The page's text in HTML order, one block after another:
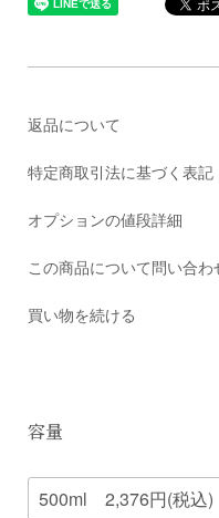
返品について
特定商取引法に基づく表記
オプションの値段詳細
この商品について問い合わ
買い物を続ける
容量